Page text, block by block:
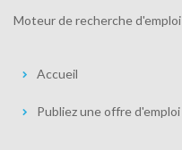
Moteur de recherche d'emploi
Accueil
Publiez une offre d'emploi